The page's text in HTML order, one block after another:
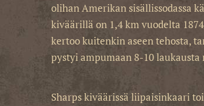
olihan Amerikan sisällissodassa
kiväärillä on 1,4 km vuodelta
kertoo kuitenkin aseen tehosta,
pystyi ampumaan 8-10
Sharps kiväärissä liipaisinkaari